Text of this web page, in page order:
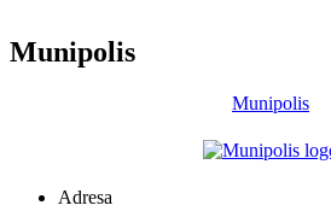
Munipolis
Munipolis
Adresa